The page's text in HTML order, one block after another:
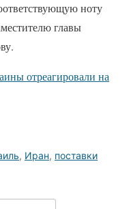
ноту
главы
отреагировали на
, Иран, поставки